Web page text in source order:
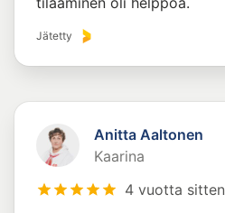
Jätetty
Anitta Aaltonen
Kaarina
4 vuotta sitten